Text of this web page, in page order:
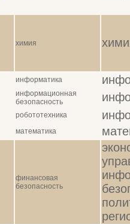
химия
информатика
информационная
безопасность
робототехника
математика
финансовая
безопасность